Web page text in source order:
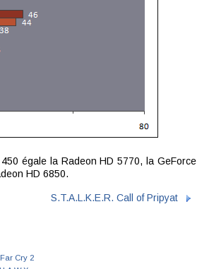
égale la Radeon HD 5770, la GeForce
HD 6850.
S.T.A.L.K.E.R. Call of Pripyat
Cry 2